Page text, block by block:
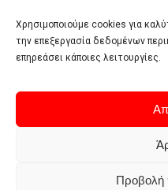
Χρησιμοποιούμε cookies για
την επεξεργασία δεδομένων
επηρεάσει κάποιες λειτουργίες.
Προβολή
Πολυτέλεια δεν είναι το
Terms of use